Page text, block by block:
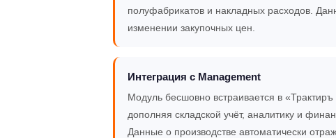
полуфабрикатов и накладных расходов.
изменении закупочных цен.
Интеграция с Management
Модуль бесшовно встраивается в
дополняя складской учёт, аналитику и
Данные о производстве автоматически